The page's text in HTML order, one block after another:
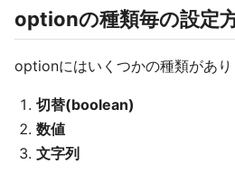
optionの種類毎の設定
optionにはいくつかの種類があり
切替(boolean)
数値
文字列